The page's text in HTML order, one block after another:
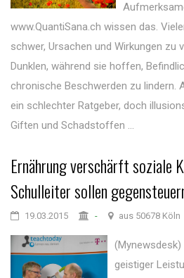
www.QuantiSana.ch wissen das.
schwer, Ursachen und Wirkungen zu
Dunklen, während sie hoffen,
chronische Beschwerden zu lindern.
ein schlechter Ratgeber, doch
Giften und Schadstoffen ...
Ernährung verschärft soziale
Schulleiter sollen
19.03.2015 - aus 50678 Köln
geistiger